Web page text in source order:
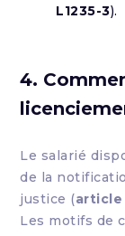
L1235-3).
4.
Le salarié
de la
justice (article
Les motifs de